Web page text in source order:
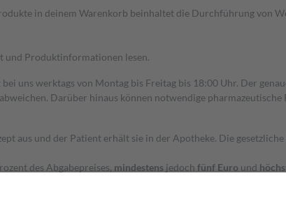
in deinem Warenkorb beinhaltet die Durchführung von
und Produktinformationen lesen.
uns werktags von Montag bis Freitag bis 18:00 Uhr. Der
Darüber hinaus können notwendige
aus und der Patient erhält sie in der Apotheke. Die
des Abgabepreises, mindestens jedoch fünf Euro und